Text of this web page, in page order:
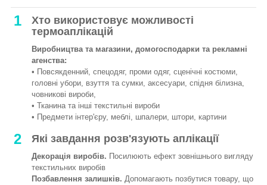
1
Хто використовує можливості
термоаплікацій
Виробництва та магазини, домогосподарки та рекламні
агенства:
• Повсякденний, спецодяг, проми одяг, сценічні костюми,
головні убори, взуття та сумки, аксесуари, спідня білизна,
човникові вироби,
• Тканина та інші текстильні вироби
• Предмети інтер'єру, меблі, шпалери, штори, картини
2 Які завдання розв'язують аплікації
Декорація виробів. Посилюють ефект зовнішнього вигляду
текстильних виробів
Позбавлення залишків. Допомагають позбутися товару, що